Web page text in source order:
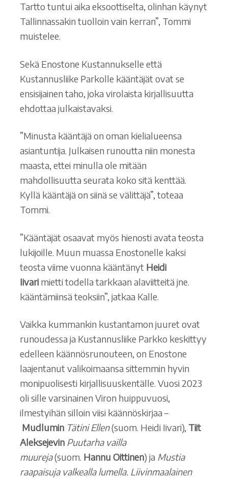
Tartto tuntui aika eksoottiselta, olinhan käynyt
Tallinnassakin tuolloin vain kerran”, Tommi
muistelee.
Sekä Enostone Kustannukselle että
Kustannusliike Parkolle kääntäjät ovat se
ensisijainen taho, joka virolaista kirjallisuutta
ehdottaa julkaistavaksi.
”Minusta kääntäjä on oman kielialueensa
asiantuntija. Julkaisen runoutta niin monesta
maasta, ettei minulla ole mitään
mahdollisuutta seurata koko sitä kenttää.
Kyllä kääntäjä on siinä se välittäjä”, toteaa
Tommi.
”Kääntäjät osaavat myös hienosti avata teosta
lukijoille. Muun muassa Enostonelle kaksi
teosta viime vuonna kääntänyt Heidi
Iivarimietti todella tarkkaan alaviitteitä jne.
kääntämiinsä teoksiin”, jatkaa Kalle.
Vaikka kummankin kustantamon juuret ovat
runoudessa ja Kustannusliike Parkko keskittyy
edelleen käännösrunouteen, on Enostone
laajentanut valikoimaansa sittemmin hyvin
monipuolisesti kirjallisuuskentälle. Vuosi 2023
oli sille varsinainen Viron huippuvuosi,
ilmestyihän silloin viisi käännöskirjaa –
Mudlumin Tätini Ellen(suom. Heidi Iivari), Tiit
Aleksejevin Puutarha vailla
muureja(suom. Hannu Oittinen) ja Mustia
raapaisuja valkealla lumella. Liivinmaalainen